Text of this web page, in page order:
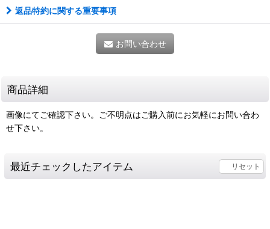
返品特約に関する重要事項
お問い合わせ
商品詳細
画像にてご確認下さい。ご不明点はご購入前にお気軽にお問い合わ
せ下さい。
最近チェックしたアイテム リセット